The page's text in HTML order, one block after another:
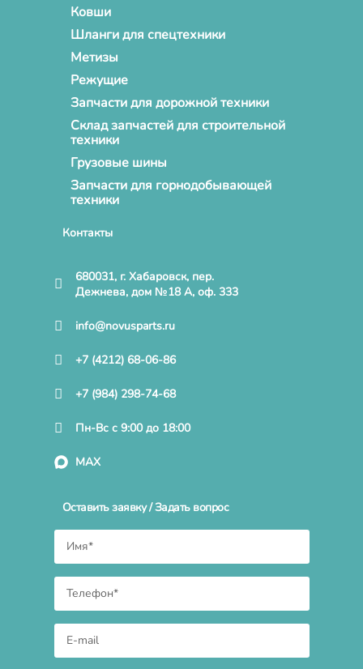
Ковши
Шланги для спецтехники
Метизы
Режущие
Запчасти для дорожной техники
Склад запчастей для строительной
техники
Грузовые шины
Запчасти для горнодобывающей
техники
Контакты
680031, г. Хабаровск, пер.
Дежнева, дом №18 А, оф. 333
info@novusparts.ru
+7 (4212) 68-06-86
+7 (984) 298-74-68
Пн-Вс с 9:00 до 18:00
MAX
Оставить заявку / Задать вопрос